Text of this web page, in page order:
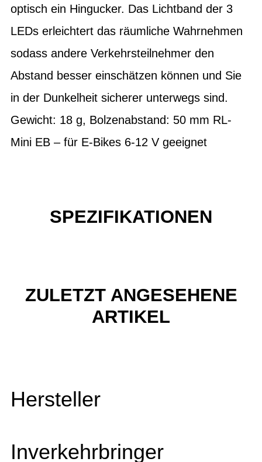
optisch ein Hingucker. Das Lichtband der 3
LEDs erleichtert das räumliche Wahrnehmen
sodass andere Verkehrsteilnehmer den
Abstand besser einschätzen können und Sie
in der Dunkelheit sicherer unterwegs sind.
Gewicht: 18 g, Bolzenabstand: 50 mm RL-
Mini EB – für E-Bikes 6-12 V geeignet
SPEZIFIKATIONEN
ZULETZT ANGESEHENE
ARTIKEL
Hersteller
Inverkehrbringer